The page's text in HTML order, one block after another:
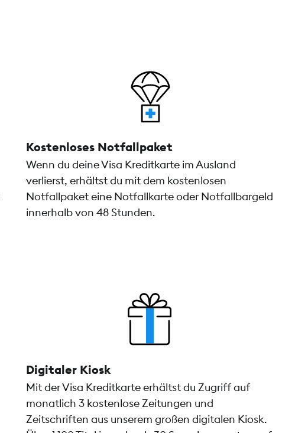
Kostenloses Notfallpaket
Wenn du deine Visa Kreditkarte im Ausland
verlierst, erhältst du mit dem kostenlosen
Notfallpaket eine Notfallkarte oder Notfallbargeld
innerhalb von 48 Stunden.
Digitaler Kiosk
Mit der Visa Kreditkarte erhältst du Zugriff auf
monatlich 3 kostenlose Zeitungen und
Zeitschriften aus unserem großen digitalen Kiosk.